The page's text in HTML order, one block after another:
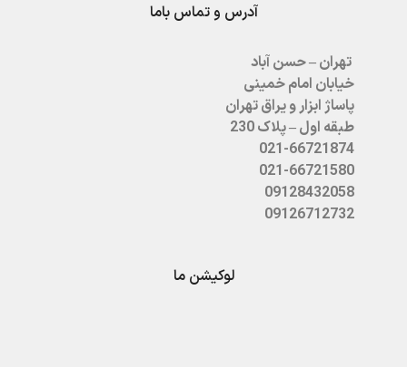
آدرس و تماس باما
تهران – حسن آباد
خیابان امام خمینی
پاساژ ابزار و یراق تهران
طبقه اول – پلاک 230
021-66721874
021-66721580
09128432058
09126712732
لوکیشن ما